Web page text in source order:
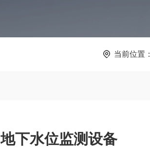
当前位置：
地下水位监测设备